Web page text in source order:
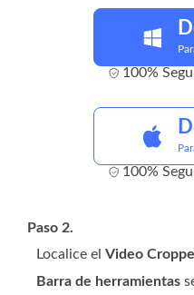
100%
100%
Paso 2.
Localice el Video
Barra de herramientas